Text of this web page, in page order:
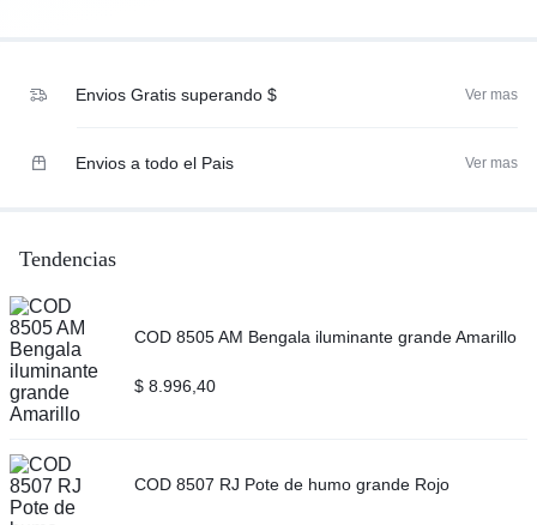
Envios Gratis superando $ Ver mas
Envios a todo el Pais Ver mas
Tendencias
COD 8505 AM Bengala iluminante grande Amarillo
$ 8.996,40
COD 8507 RJ Pote de humo grande Rojo